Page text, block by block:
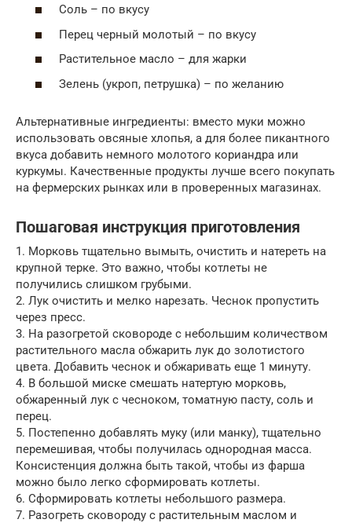
Соль – по вкусу
Перец черный молотый – по вкусу
Растительное масло – для жарки
Зелень (укроп, петрушка) – по желанию
Альтернативные ингредиенты: вместо муки можно
использовать овсяные хлопья, а для более пикантного
вкуса добавить немного молотого кориандра или
куркумы. Качественные продукты лучше всего покупать
на фермерских рынках или в проверенных магазинах.
Пошаговая инструкция приготовления
1. Морковь тщательно вымыть, очистить и натереть на
крупной терке. Это важно, чтобы котлеты не
получились слишком грубыми.
2. Лук очистить и мелко нарезать. Чеснок пропустить
через пресс.
3. На разогретой сковороде с небольшим количеством
растительного масла обжарить лук до золотистого
цвета. Добавить чеснок и обжаривать еще 1 минуту.
4. В большой миске смешать натертую морковь,
обжаренный лук с чесноком, томатную пасту, соль и
перец.
5. Постепенно добавлять муку (или манку), тщательно
перемешивая, чтобы получилась однородная масса.
Консистенция должна быть такой, чтобы из фарша
можно было легко сформировать котлеты.
6. Сформировать котлеты небольшого размера.
7. Разогреть сковороду с растительным маслом и